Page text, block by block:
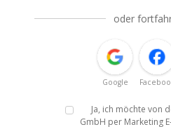
oder
Google
Ja, ich möchte von
GmbH per Marketing